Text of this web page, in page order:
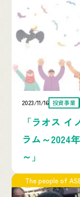
2023/11/16 投資事業
「ラオス
ラム～2024
～」
The people of